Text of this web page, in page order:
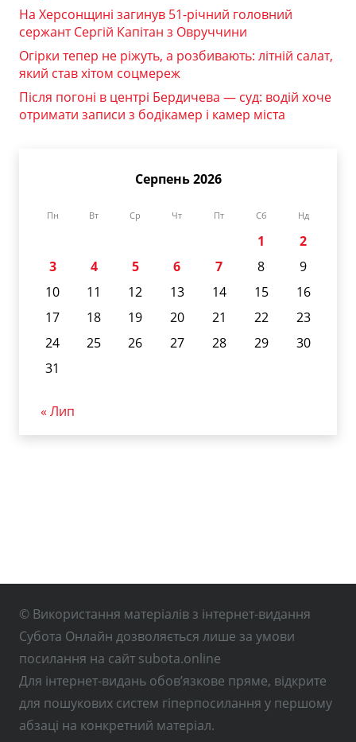
На Херсонщині загинув 51-річний головний
сержант Сергій Капітан з Овруччини
Огірки тепер не ріжуть, а розбивають: літній салат,
який став хітом соцмереж
Після погоні в центрі Бердичева — суд: водій хоче
отримати записи з бодікамер і камер міста
Серпень 2026
Пн Вт Ср Чт Пт Сб Нд
1
2
3
4 5 6 7 8
9
10
11 12 13 14 15
16
17
18 19 20 21 22
23
24
25 26 27 28 29
30
31
« Лип
© Використання матеріалів з інтернет-видання
Субота Онлайн дозволяється лише за умови
посилання на сайт subota.online
Для інтернет-видань обов’язкове пряме, відкрите
для пошукових систем гіперпосилання у першому
абзаці на конкретний матеріал.